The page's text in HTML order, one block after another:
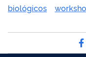
biológicos